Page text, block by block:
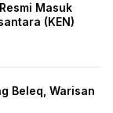
Masuk
(KEN)
Beleq, Warisan